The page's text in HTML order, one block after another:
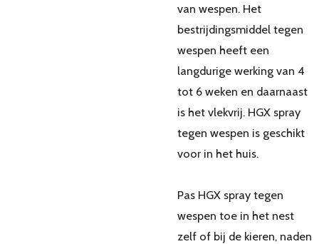
van wespen. Het
bestrijdingsmiddel tegen
wespen heeft een
langdurige werking van 4
tot 6 weken en daarnaast
is het vlekvrij. HGX spray
tegen wespen is geschikt
voor in het huis.
Pas HGX spray tegen
wespen toe in het nest
zelf of bij de kieren, naden